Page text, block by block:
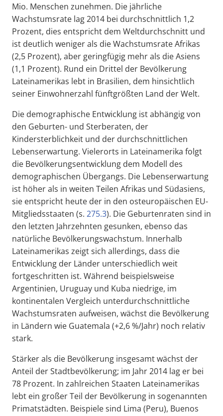
Mio. Menschen zunehmen. Die jährliche
Wachstumsrate lag 2014 bei durchschnittlich 1,2
Prozent, dies entspricht dem Weltdurchschnitt und
ist deutlich weniger als die Wachstumsrate Afrikas
(2,5 Prozent), aber geringfügig mehr als die Asiens
(1,1 Prozent). Rund ein Drittel der Bevölkerung
Lateinamerikas lebt in Brasilien, dem hinsichtlich
seiner Einwohnerzahl fünftgrößten Land der Welt.
Die demographische Entwicklung ist abhängig von
den Geburten- und Sterberaten, der
Kindersterblichkeit und der durchschnittlichen
Lebenserwartung. Vielerorts in Lateinamerika folgt
die Bevölkerungsentwicklung dem Modell des
demographischen Übergangs. Die Lebenserwartung
ist höher als in weiten Teilen Afrikas und Südasiens,
sie entspricht heute der in den osteuropäischen EU-
Mitgliedsstaaten (s. 275.3). Die Geburtenraten sind in
den letzten Jahrzehnten gesunken, ebenso das
natürliche Bevölkerungswachstum. Innerhalb
Lateinamerikas zeigt sich allerdings, dass die
Entwicklung der Länder unterschiedlich weit
fortgeschritten ist. Während beispielsweise
Argentinien, Uruguay und Kuba niedrige, im
kontinentalen Vergleich unterdurchschnittliche
Wachstumsraten aufweisen, wächst die Bevölkerung
in Ländern wie Guatemala (+2,6 %/Jahr) noch relativ
stark.
Stärker als die Bevölkerung insgesamt wächst der
Anteil der Stadtbevölkerung; im Jahr 2014 lag er bei
78 Prozent. In zahlreichen Staaten Lateinamerikas
lebt ein großer Teil der Bevölkerung in sogenannten
Primatstädten. Beispiele sind Lima (Peru), Buenos